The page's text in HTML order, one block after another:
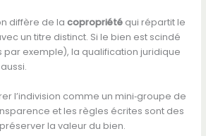
diffère de la copropriétéqui répartit le
un titre distinct. Si le bien est scindé
par exemple), la qualification juridique
l’indivision comme un mini‑groupe de
et les règles écrites sont des
la valeur du bien.